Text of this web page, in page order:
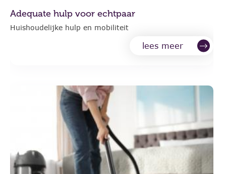
Adequate hulp voor echtpaar
Huishoudelijke hulp en mobiliteit
lees meer